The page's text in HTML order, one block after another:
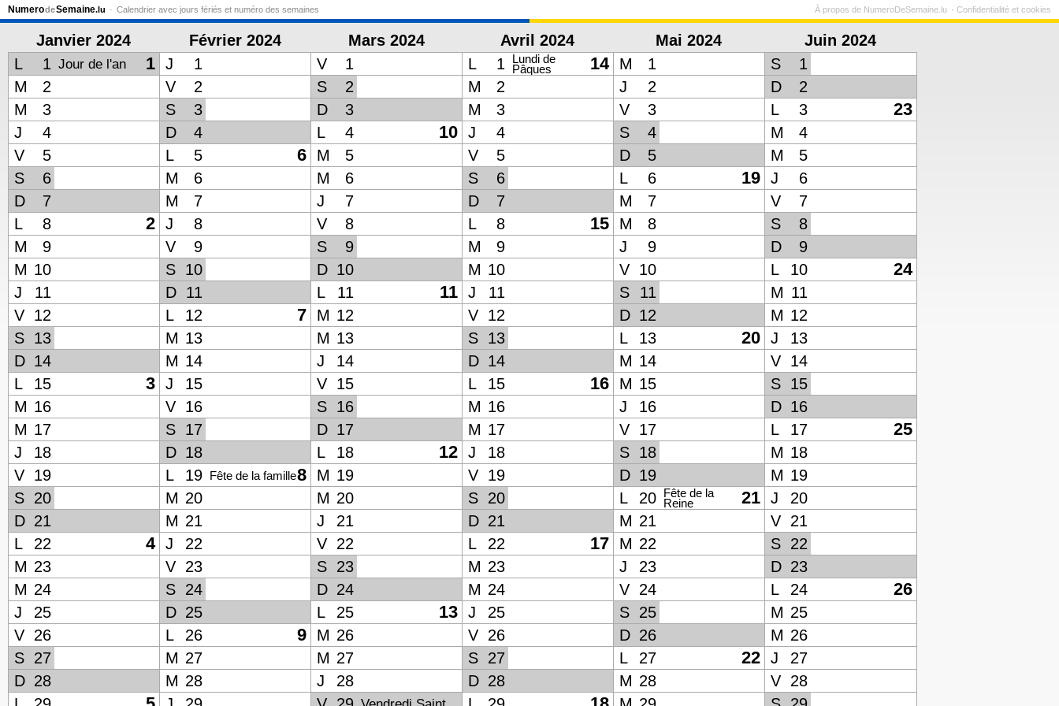
NumerodeSemaine.lu Calendrier avec jours fériés et numéro des semaines À propos de NumeroDeSemaine.lu Confidentialité et cookies
Janvier 2024 Février 2024 Mars 2024 Avril 2024 Mai 2024
Juin 2024
L
1 1
Jour de l'an J 1 V 1 L 1 14
Lundi de
Pâques M 1 S
1
M
2 V 2 S 2 M 2 J 2 D
2
M
3 S 3 D 3 M 3 V 3 L 3 23
J 4 D 4 L 4 10 J 4 S 4 M
4
V
5 L 5 6 M 5 V 5 D 5 M
5
S
6 M 6 M 6 S 6 L 6 19 J
6
D
7 M 7 J 7 D 7 M 7 V
7
L
8 2 J 8 V 8 L 8 15 M 8 S
8
M
9 V 9 S 9 M 9 J 9 D
9
M 10 S 10 D 10 M 10 V 10 L 10 24
J 11 D 11 L 11 11 J 11 S 11 M 11
V
12 L 12 7 M 12 V 12 D 12 M 12
S
13 M 13 M 13 S 13 L 13 20 J
13
D 14 M 14 J 14 D 14 M 14 V
14
L
15 3 J 15 V 15 L 15 16 M 15 S
15
M 16 V 16 S 16 M 16 J 16 D 16
M 17 S 17 D 17 M 17 V 17 L 17 25
J 18 D 18 L 18 12 J 18 S 18 M 18
V
19 L 19 8
Fête de la famille M 19 V 19 D 19 M 19
S
20 M 20 M 20 S 20 L 20 21
Fête de la
Reine J
20
D 21 M 21 J 21 D 21 M 21 V
21
L
22 4 J 22 V 22 L 22 17 M 22 S
22
M 23 V 23 S 23 M 23 J 23 D 23
M 24 S 24 D 24 M 24 V 24 L 24 26
J 25 D 25 L 25 13 J 25 S 25 M 25
V
26 L 26 9 M 26 V 26 D 26 M 26
S
27 M 27 M 27 S 27 L 27 22 J
27
D 28 M 28 J 28 D 28 M 28 V
28